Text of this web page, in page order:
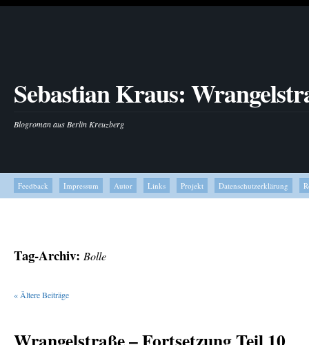
Sebastian Kraus:
Blogroman aus Berlin Kreuzberg
Feedback Impressum Autor Links Projekt Datenschutzerklärung
Tag-Archiv: Bolle
« Ältere Beiträge